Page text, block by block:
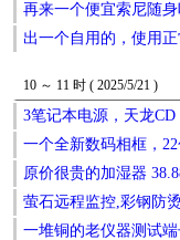
再来一个便宜索尼随
出一个自用的，使用
10 ～ 11 时 ( 2025/5/21 )
3笔记本电源，天龙CD
一个全新数码相框，
原价很贵的加湿器
萤石远程监控,彩钢防
一堆铜的老仪器测试